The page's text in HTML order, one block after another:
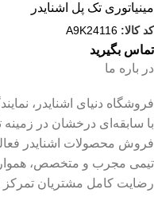
مینیاتوری تک پل اشنایدر
کد کالا: A9K24116
تماس بگیرید
در باره ما
فروشگاه دنیای اشنایدر،
با سابقه‌ای درخشان در
فروش محصولات اشنایدر
تیمی مجرب و متخصص،
رضایت کامل مشتریان تمرکز